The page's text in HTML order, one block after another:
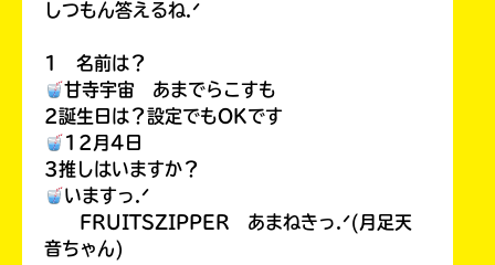
しつもん答えるね.ᐟ
1 名前は？
甘寺宇宙 あまでらこすも
2誕生日は？設定でもOKです
12月4日
3推しはいますか？
いますっ.ᐟ
FRUITSZIPPER あまねきっ.ᐟ(月足天
音ちゃん)